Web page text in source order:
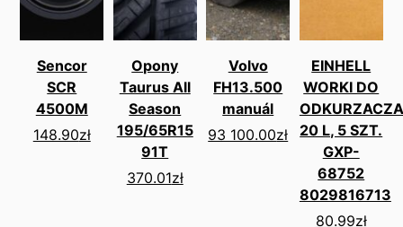
Sencor
SCR
4500M
148.90zł
Opony
Taurus All
Season
195/65R15
91T
370.01zł
Volvo
FH13.500
manuál
93 100.00zł
EINHELL
WORKI DO
ODKURZACZA
20 L, 5 SZT.
GXP-
68752
8029816713
80.99zł